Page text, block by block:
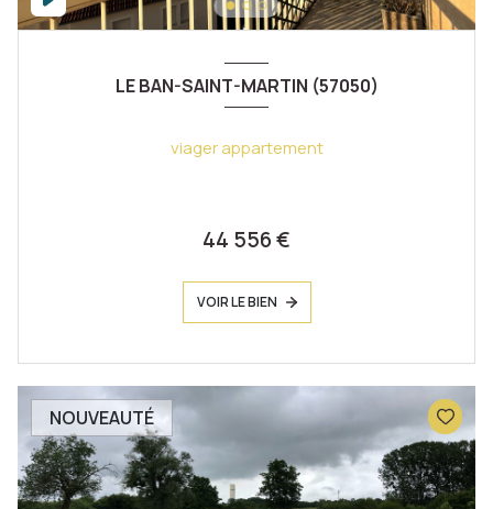
LE BAN-SAINT-MARTIN (57050)
viager appartement
44 556 €
VOIR LE BIEN
NOUVEAUTÉ